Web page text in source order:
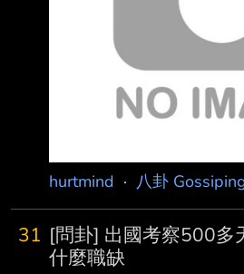
有毒原料有什麼關係，只
為執行上有困難，所以就
者自主評估下架。 《食品
15 條第 1 項第 3 款 「食
情形之一者，不得製造、
hurtmind · 八卦
31 [問卦] 出國考察500多
什麼職缺